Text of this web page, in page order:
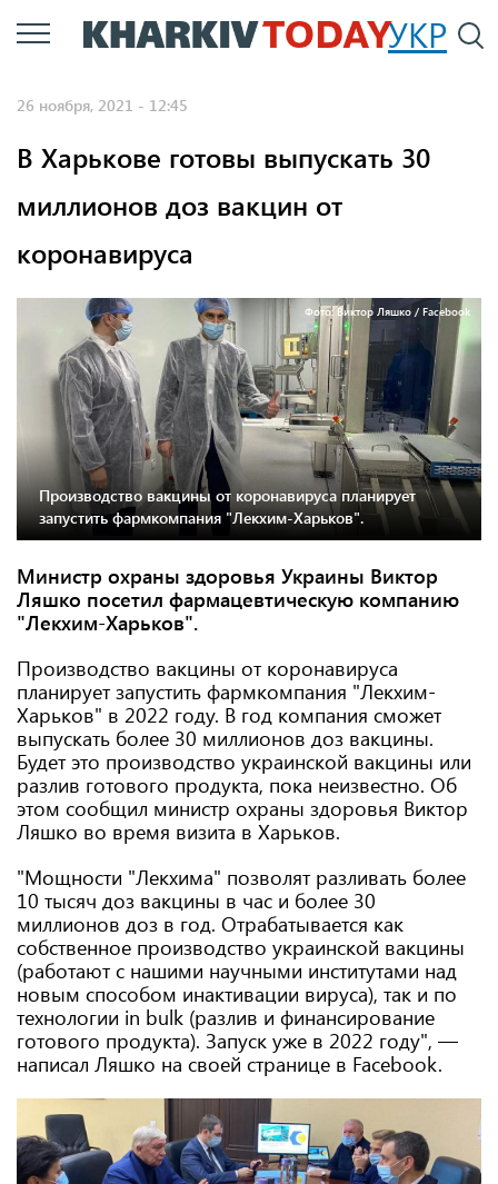
Перейти
к
УКР
26 ноября, 2021 - 12:45
В Харькове готовы выпускать 30
миллионов доз вакцин от
коронавируса
Фото: Виктор Ляшко / Facebook
Производство вакцины от коронавируса планирует
запустить фармкомпания "Лекхим-Харьков".
Министр охраны здоровья Украины Виктор
Ляшко посетил фармацевтическую компанию
"Лекхим-Харьков".
Производство вакцины от коронавируса
планирует запустить фармкомпания "Лекхим-
Харьков" в 2022 году. В год компания сможет
выпускать более 30 миллионов доз вакцины.
Будет это производство украинской вакцины или
разлив готового продукта, пока неизвестно. Об
этом сообщил министр охраны здоровья Виктор
Ляшко во время визита в Харьков.
"Мощности "Лекхима" позволят разливать более
10 тысяч доз вакцины в час и более 30
миллионов доз в год. Отрабатывается как
собственное производство украинской вакцины
(работают с нашими научными институтами над
новым способом инактивации вируса), так и по
технологии in bulk (разлив и финансирование
готового продукта). Запуск уже в 2022 году", —
написал Ляшко на своей странице в Facebook.